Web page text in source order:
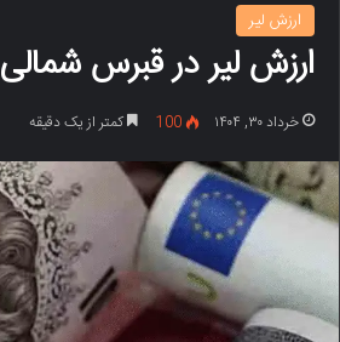
ارزش لیر
ارزش لیر در قبرس شمالی
خرداد ۳۰, ۱۴۰۴ 100 کمتر از یک دقیقه